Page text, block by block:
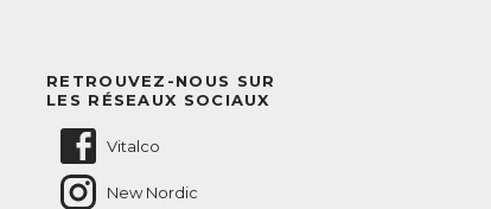
RETROUVEZ-NOUS SUR
LES RÉSEAUX SOCIAUX
Vitalco
New Nordic